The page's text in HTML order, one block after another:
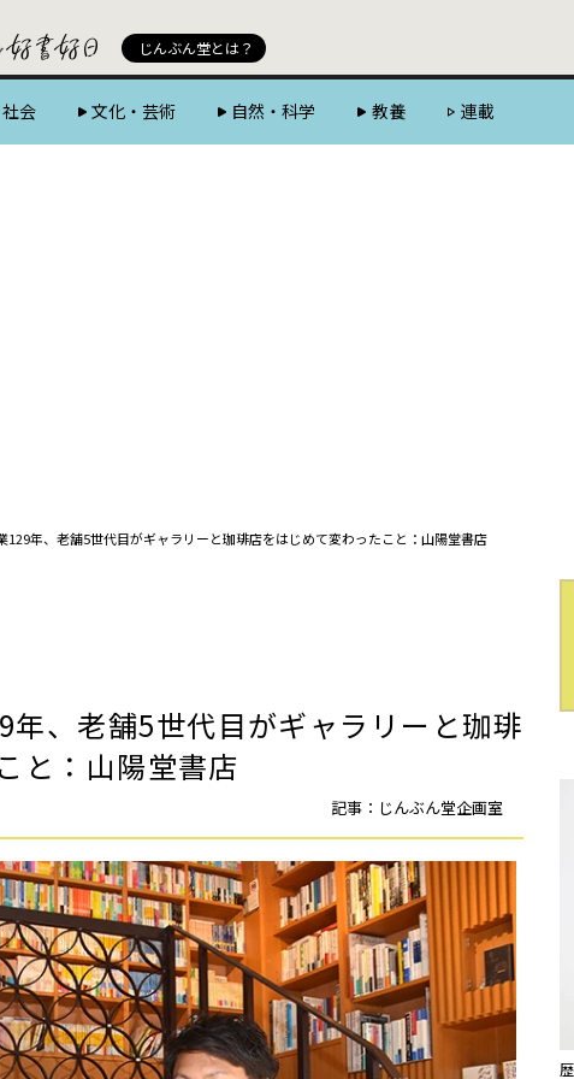
じんぶん堂とは？
会 文化・芸術 自然・科学 教養 連載
129年、老舗5世代目がギャラリーと珈琲店をはじめて変わったこと：山陽堂書店
年、老舗5世代目がギャラリーと珈琲
と：山陽堂書店
記事：じんぶん堂企画室